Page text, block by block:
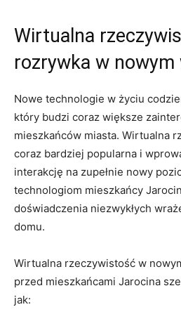
Wirtualna
‌rozrywka w nowym
Nowe⁣ technologie⁤ w życiu
⁣który budzi coraz większe
mieszkańców miasta. Wirtualna
coraz bardziej popularna ⁣i
interakcję na zupełnie nowy
technologiom mieszkańcy
doświadczenia ⁣niezwykłych
⁢domu.
Wirtualna⁣ rzeczywistość w⁣
przed mieszkańcami Jarocina
jak: